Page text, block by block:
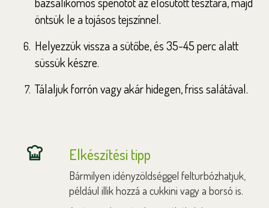
öntsük le a tojásos tejszínnel.
Helyezzük vissza a sütőbe, és 35-45 perc alatt
süssük készre.
Tálaljuk forrón vagy akár hidegen, friss salátával.
Elkészítési tipp
Bármilyen idényzöldséggel felturbózhatjuk,
például illik hozzá a cukkini vagy a borsó is.